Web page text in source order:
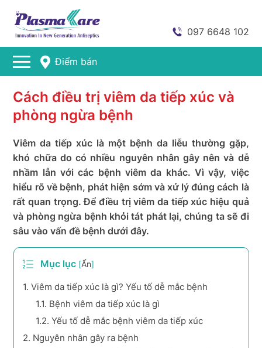
097 6648 102
Điểm bán
Cách điều trị viêm da tiếp xúc và
phòng ngừa bệnh
Viêm da tiếp xúc là một bệnh da liễu thường gặp,
khó chữa do có nhiều nguyên nhân gây nên và dễ
nhầm lẫn với các bệnh viêm da khác. Vì vậy, việc
hiểu rõ về bệnh, phát hiện sớm và xử lý đúng cách là
rất quan trọng. Để điều trị viêm da tiếp xúc hiệu quả
và phòng ngừa bệnh khỏi tát phát lại, chúng ta sẽ đi
sâu vào vấn đề bệnh dưới đây.
Mục lục [Ẩn]
1. Viêm da tiếp xúc là gì? Yếu tố dễ mắc bệnh
1.1. Bệnh viêm da tiếp xúc là gì
1.2. Yếu tố dễ mắc bệnh viêm da tiếp xúc
2. Nguyên nhân gây ra bệnh